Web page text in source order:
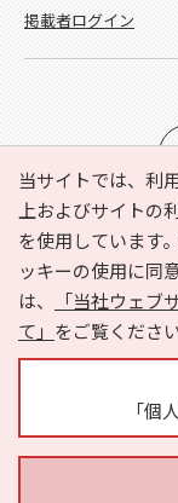
当サイトでは、利
上およびサイトの
を使用しています
ッキーの使用に同
は、
「当社ウェ
て」 をご覧ください
「個
e-NAVITA（イー
利用規約
個
サイトマップ
掲載者ログイン